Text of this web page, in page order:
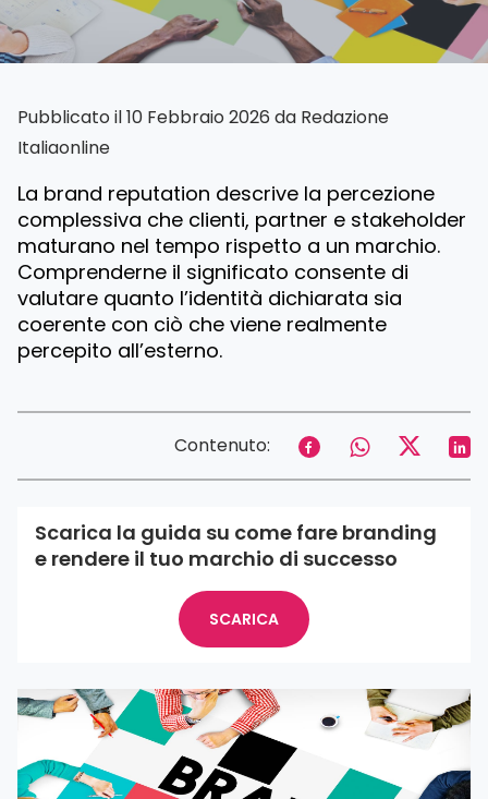
Pubblicato il 10 Febbraio 2026 da Redazione
Italiaonline
La brand reputation descrive la percezione
complessiva che clienti, partner e stakeholder
maturano nel tempo rispetto a un marchio.
Comprenderne il significato consente di
valutare quanto l’identità dichiarata sia
coerente con ciò che viene realmente
percepito all’esterno.
Contenuto:
Scarica la guida su come fare branding
e rendere il tuo marchio di successo
SCARICA